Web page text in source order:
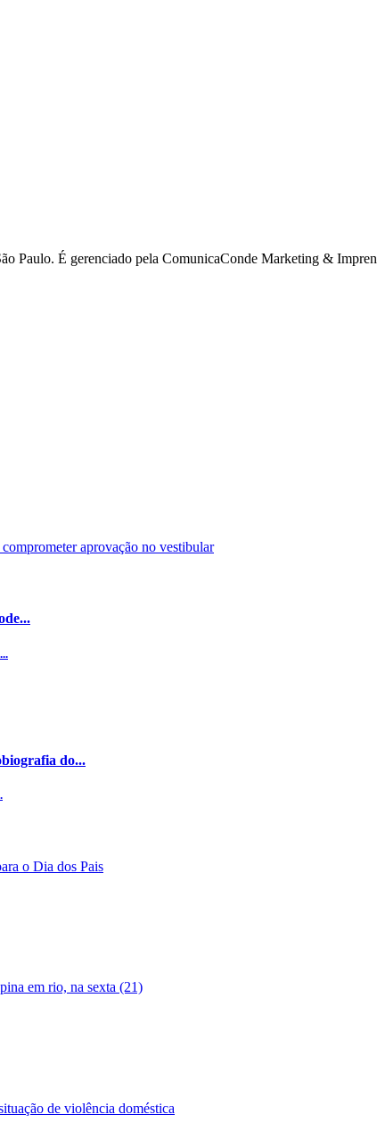
Paulo. É gerenciado pela ComunicaConde Marketing &
do...